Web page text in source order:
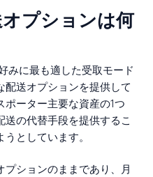
プションは何
みに最も適した受取モード
配送オプションを提供して
ーター主要な資産の1つ
の代替手段を提供するこ
としています。
プションのままであり、月